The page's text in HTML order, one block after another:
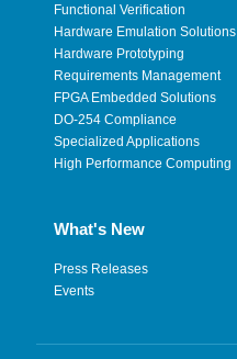
Functional Verification
Hardware Emulation Solutions
Hardware Prototyping
Requirements Management
FPGA Embedded Solutions
DO-254 Compliance
Specialized Applications
High Performance Computing
What's New
Press Releases
Events